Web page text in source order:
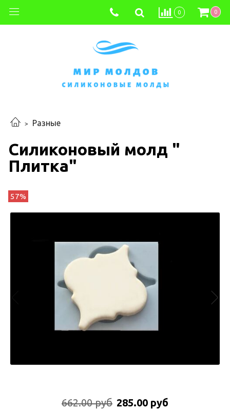
0 0
Разные
Силиконовый молд "
Плитка"
57%
662.00 руб 285.00 руб